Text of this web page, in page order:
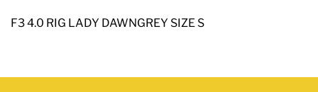
F3 4.0 RIG LADY DAWNGREY SIZE S